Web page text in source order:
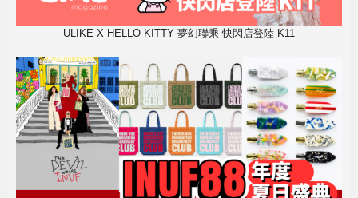
ULIKE X HELLO KITTY 夢幻聯乘 快閃店登陸 K11